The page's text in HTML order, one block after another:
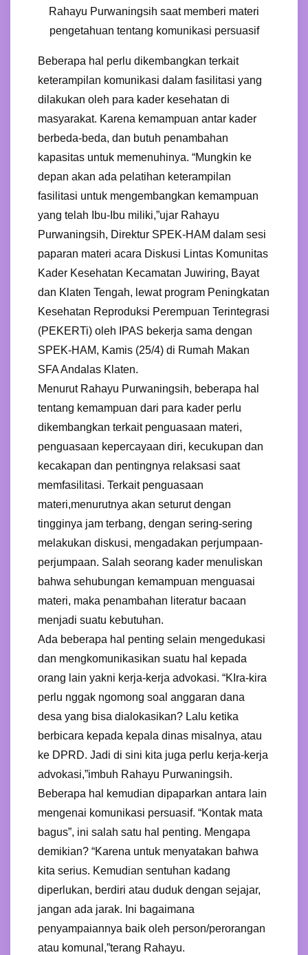
Rahayu Purwaningsih saat memberi materi
pengetahuan tentang komunikasi persuasif
Beberapa hal perlu dikembangkan terkait
keterampilan komunikasi dalam fasilitasi yang
dilakukan oleh para kader kesehatan di
masyarakat. Karena kemampuan antar kader
berbeda-beda, dan butuh penambahan
kapasitas untuk memenuhinya. “Mungkin ke
depan akan ada pelatihan keterampilan
fasilitasi untuk mengembangkan kemampuan
yang telah Ibu-Ibu miliki,”ujar Rahayu
Purwaningsih, Direktur SPEK-HAM dalam sesi
paparan materi acara Diskusi Lintas Komunitas
Kader Kesehatan Kecamatan Juwiring, Bayat
dan Klaten Tengah, lewat program Peningkatan
Kesehatan Reproduksi Perempuan Terintegrasi
(PEKERTi) oleh IPAS bekerja sama dengan
SPEK-HAM, Kamis (25/4) di Rumah Makan
SFA Andalas Klaten.
Menurut Rahayu Purwaningsih, beberapa hal
tentang kemampuan dari para kader perlu
dikembangkan terkait penguasaan materi,
penguasaan kepercayaan diri, kecukupan dan
kecakapan dan pentingnya relaksasi saat
memfasilitasi. Terkait penguasaan
materi,menurutnya akan seturut dengan
tingginya jam terbang, dengan sering-sering
melakukan diskusi, mengadakan perjumpaan-
perjumpaan. Salah seorang kader menuliskan
bahwa sehubungan kemampuan menguasai
materi, maka penambahan literatur bacaan
menjadi suatu kebutuhan.
Ada beberapa hal penting selain mengedukasi
dan mengkomunikasikan suatu hal kepada
orang lain yakni kerja-kerja advokasi. “KIra-kira
perlu nggak ngomong soal anggaran dana
desa yang bisa dialokasikan? Lalu ketika
berbicara kepada kepala dinas misalnya, atau
ke DPRD. Jadi di sini kita juga perlu kerja-kerja
advokasi,”imbuh Rahayu Purwaningsih.
Beberapa hal kemudian dipaparkan antara lain
mengenai komunikasi persuasif. “Kontak mata
bagus”, ini salah satu hal penting. Mengapa
demikian? “Karena untuk menyatakan bahwa
kita serius. Kemudian sentuhan kadang
diperlukan, berdiri atau duduk dengan sejajar,
jangan ada jarak. Ini bagaimana
penyampaiannya baik oleh person/perorangan
atau komunal,”terang Rahayu.